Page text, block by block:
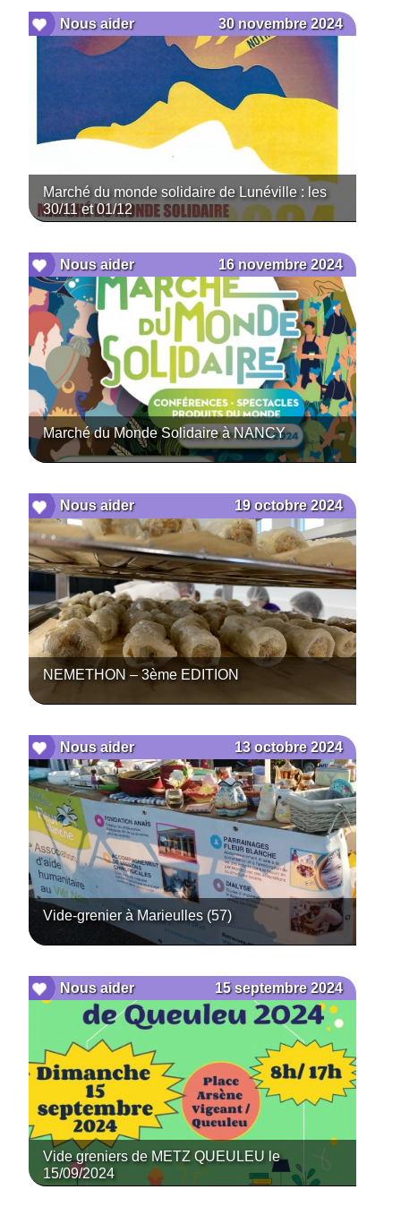
30 novembre 2024
Nous aider
Marché du monde solidaire de Lunéville : les
30/11 et 01/12
16 novembre 2024
Nous aider
Marché du Monde Solidaire à NANCY
19 octobre 2024
Nous aider
NEMETHON – 3ème EDITION
13 octobre 2024
Nous aider
Vide-grenier à Marieulles (57)
15 septembre 2024
Nous aider
Vide greniers de METZ QUEULEU le
15/09/2024